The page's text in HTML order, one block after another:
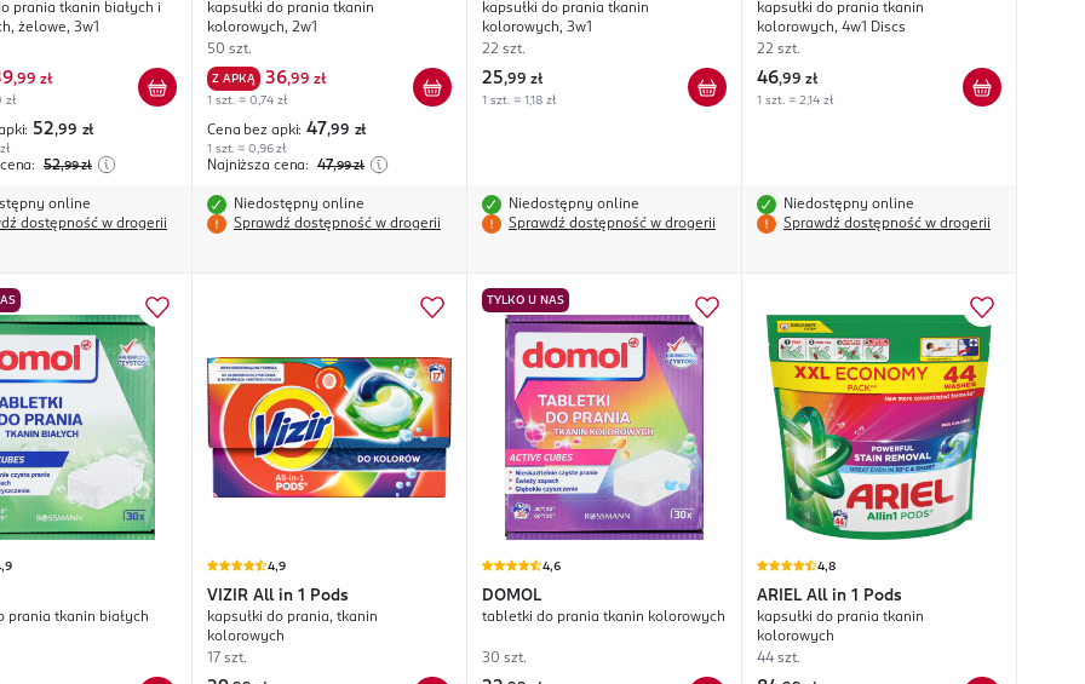
prania tkanin białych i
żelowe, 3w1
,99 zł
zł
52,99 zł
52,99 zł
online
dostępność w drogerii
kapsułki do prania tkanin
kolorowych, 2w1
50 szt.
Z APKĄ 36,99 zł
1 szt. = 0,74 zł
Cena bez apki: 47,99 zł
1 szt. = 0,96 zł
Najniższa cena: 47,99 zł
Niedostępny online
Sprawdź dostępność w drogerii
kapsułki do prania tkanin
kolorowych, 3w1
22 szt.
25,99 zł
1 szt. = 1,18 zł
Niedostępny online
Sprawdź dostępność w drogerii
kapsułki do prania tkanin
kolorowych, 4w1 Discs
22 szt.
46,99 zł
1 szt. = 2,14 zł
Niedostępny online
Sprawdź dostępność w drogerii
prania tkanin białych
4,9
VIZIR All in 1 Pods
kapsułki do prania, tkanin
kolorowych
17 szt.
TYLKO U NAS
4,6
DOMOL
tabletki do prania tkanin kolorowych
30 szt.
4,8
ARIEL All in 1 Pods
kapsułki do prania tkanin
kolorowych
44 szt.